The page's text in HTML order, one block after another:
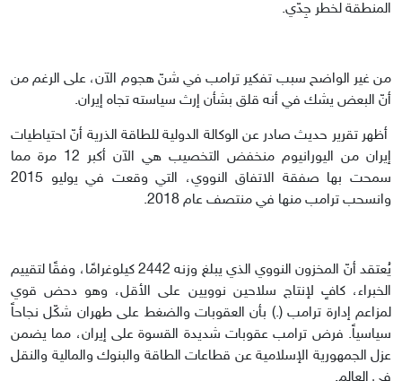
المنطقة لخطر جِدّي.
من غير الواضح سبب تفكير ترامب في شنّ هجوم الآن، على الرغم من
أنّ البعض يشك في أنه قلق بشأن إرث سياسته تجاه إيران.
أظهر تقرير حديث صادر عن الوكالة الدولية للطاقة الذرية أنّ احتياطيات
إيران من اليورانيوم منخفض التخصيب هي الآن أكبر 12 مرة مما
سمحت بها صفقة الاتفاق النووي، التي وقعت في يوليو 2015
وانسحب ترامب منها في منتصف عام 2018.
يُعتقد أنّ المخزون النووي الذي يبلغ وزنه 2442 كيلوغرامًا، وفقًا لتقييم
الخبراء، كافٍ لإنتاج سلاحين نوويين على الأقل، وهو دحض قوي
لمزاعم إدارة ترامب (.) بأن العقوبات والضغط على طهران شكّل نجاحاً
سياسياً. فرض ترامب عقوبات شديدة القسوة على إيران، مما يضمن
عزل الجمهورية الإسلامية عن قطاعات الطاقة والبنوك والمالية والنقل